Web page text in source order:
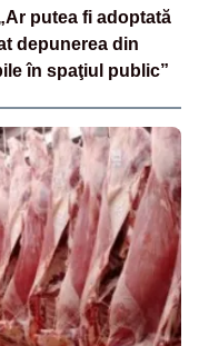
putea fi adoptată
depunerea din
în spaţiul public”